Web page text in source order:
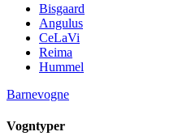
Bisgaard
Angulus
CeLaVi
Reima
Hummel
Barnevogne
Vogntyper